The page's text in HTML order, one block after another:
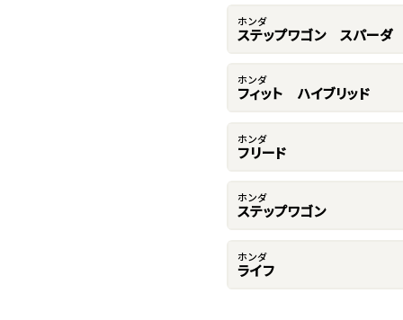
ホンダ
ステップワゴン スパーダ
ホンダ
フィット ハイブリッド
ホンダ
フリード
ホンダ
ステップワゴン
ホンダ
ライフ